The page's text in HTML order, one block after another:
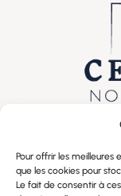
Pour offrir les meilleures
que les cookies pour
Le fait de consentir à